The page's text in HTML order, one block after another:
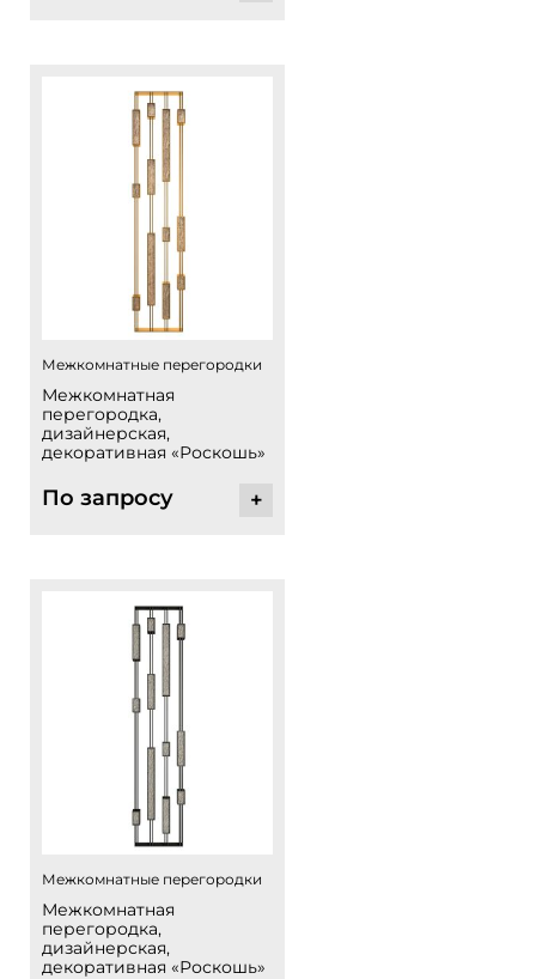
Межкомнатные перегородки
Межкомнатная
перегородка,
дизайнерская,
декоративная «Роскошь»
По запросу +
Межкомнатные перегородки
Межкомнатная
перегородка,
дизайнерская,
декоративная «Роскошь»